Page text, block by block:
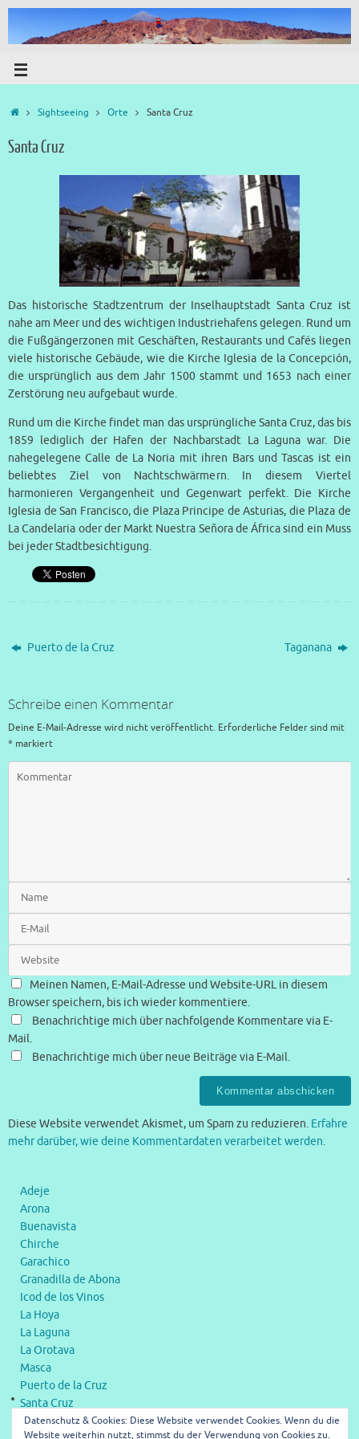
Sightseeing Orte Santa Cruz
Santa Cruz
Das historische Stadtzentrum der Inselhauptstadt Santa Cruz ist
nahe am Meer und des wichtigen Industriehafens gelegen. Rund um
die Fußgängerzonen mit Geschäften, Restaurants und Cafés liegen
viele historische Gebäude, wie die Kirche Iglesia de la Concepción,
die ursprünglich aus dem Jahr 1500 stammt und 1653 nach einer
Zerstörung neu aufgebaut wurde.
Rund um die Kirche findet man das ursprüngliche Santa Cruz, das bis
1859 lediglich der Hafen der Nachbarstadt La Laguna war. Die
nahegelegene Calle de La Noria mit ihren Bars und Tascas ist ein
beliebtes Ziel von Nachtschwärmern. In diesem Viertel
harmonieren Vergangenheit und Gegenwart perfekt. Die Kirche
Iglesia de San Francisco, die Plaza Principe de Asturias, die Plaza de
La Candelaria oder der Markt Nuestra Señora de África sind ein Muss
bei jeder Stadtbesichtigung.
Puerto de la Cruz Taganana
Schreibe einen Kommentar
Deine E-Mail-Adresse wird nicht veröffentlicht. Erforderliche Felder sind mit
* markiert
Meinen Namen, E-Mail-Adresse und Website-URL in diesem
Browser speichern, bis ich wieder kommentiere.
Benachrichtige mich über nachfolgende Kommentare via E-
Mail.
Benachrichtige mich über neue Beiträge via E-Mail.
Diese Website verwendet Akismet, um Spam zu reduzieren. Erfahre
mehr darüber, wie deine Kommentardaten verarbeitet werden.
Adeje
Arona
Buenavista
Chirche
Garachico
Granadilla de Abona
Icod de los Vinos
La Hoya
La Laguna
La Orotava
Masca
Puerto de la Cruz
Santa Cruz
Taganana
Datenschutz & Cookies: Diese Website verwendet Cookies. Wenn du die
Website weiterhin nutzt, stimmst du der Verwendung von Cookies zu.